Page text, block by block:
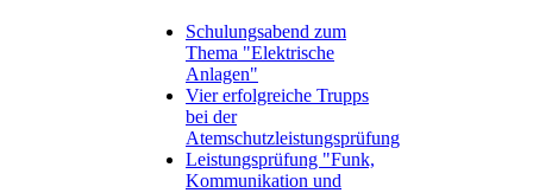
Schulungsabend zum
Thema "Elektrische
Anlagen"
Vier erfolgreiche Trupps
bei der
Atemschutzleistungsprüfung
Leistungsprüfung "Funk,
Kommunikation und